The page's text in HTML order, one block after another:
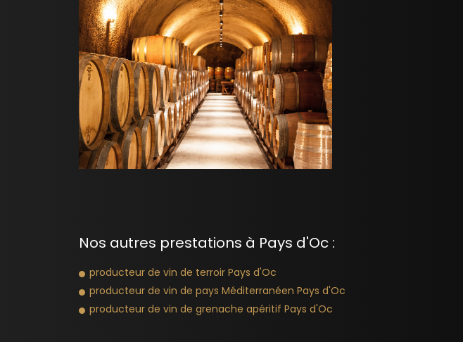
Nos autres prestations à Pays d'Oc :
producteur de vin de terroir Pays d'Oc
producteur de vin de pays Méditerranéen Pays d'Oc
producteur de vin de grenache apéritif Pays d'Oc